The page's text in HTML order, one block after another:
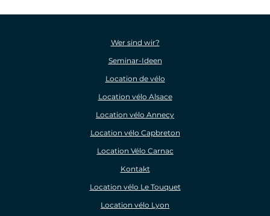
Wer sind wir?
Seminar-Ideen
Location de vélo
Location vélo Alsace
Location vélo Annecy
Location vélo Capbreton
Location Vélo Carnac
Kontakt
Location vélo Le Touquet
Location vélo Lyon